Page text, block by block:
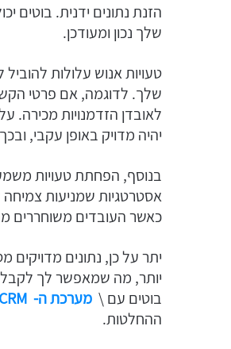
הזנת נתונים ידנית. בוטים
שלך נכון ומעודכן.
טעויות אנוש עלולות
שלך. לדוגמה, אם פרטי
לאובדן הזדמנויות מכירה.
יהיה מדויק באופן עקבי,
בנוסף, הפחתת טעויות
אסטרטגיות שמניעות צמיחה
כאשר העובדים משוחררים
יתר על כן, נתונים מדויקים
יותר, מה שמאפשר לך לקבל
בוטים עם \ מערכת ה- CRM
ההחלטות.